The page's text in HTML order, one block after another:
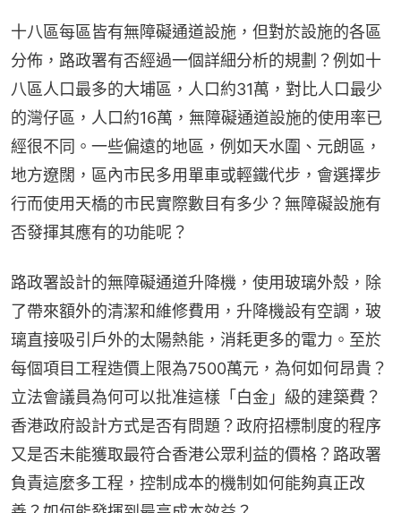
十八區每區皆有無障礙通道設施，但對於設施的各區
分佈，路政署有否經過一個詳細分析的規劃？例如十
八區人口最多的大埔區，人口約31萬，對比人口最少
的灣仔區，人口約16萬，無障礙通道設施的使用率已
經很不同。一些偏遠的地區，例如天水圍、元朗區，
地方遼闊，區內市民多用單車或輕鐵代步，會選擇步
行而使用天橋的市民實際數目有多少？無障礙設施有
否發揮其應有的功能呢？
路政署設計的無障礙通道升降機，使用玻璃外殼，除
了帶來額外的清潔和維修費用，升降機設有空調，玻
璃直接吸引戶外的太陽熱能，消耗更多的電力。至於
每個項目工程造價上限為7500萬元，為何如何昂貴？
立法會議員為何可以批准這樣「白金」級的建築費？
香港政府設計方式是否有問題？政府招標制度的程序
又是否未能獲取最符合香港公眾利益的價格？路政署
負責這麼多工程，控制成本的機制如何能夠真正改